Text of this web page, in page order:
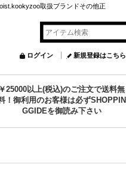
取扱ブランドその他正
ログイン 新規登録はこちら
￥25000以上(税込)のご注文で送料無
！御利用のお客様は必ずSHOPPIN
GGIDEを御読み下さい